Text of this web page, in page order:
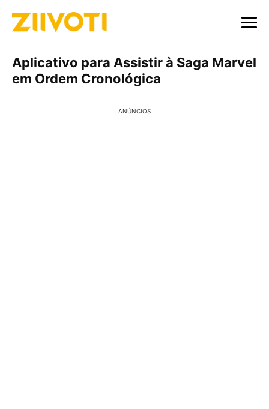
Aplicativo para Assistir à Saga Marvel
em Ordem Cronológica
ANÚNCIOS